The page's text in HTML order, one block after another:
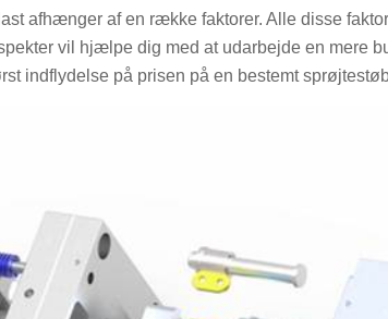
afhænger af en række faktorer. Alle disse
vil hjælpe dig med at udarbejde en mere
indflydelse på prisen på en bestemt